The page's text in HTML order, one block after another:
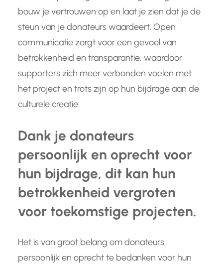
bouw je vertrouwen op en laat je zien dat je de
steun van je donateurs waardeert. Open
communicatie zorgt voor een gevoel van
betrokkenheid en transparantie, waardoor
supporters zich meer verbonden voelen met
het project en trots zijn op hun bijdrage aan de
culturele creatie.
Dank je donateurs
persoonlijk en oprecht voor
hun bijdrage, dit kan hun
betrokkenheid vergroten
voor toekomstige projecten.
Het is van groot belang om donateurs
persoonlijk en oprecht te bedanken voor hun